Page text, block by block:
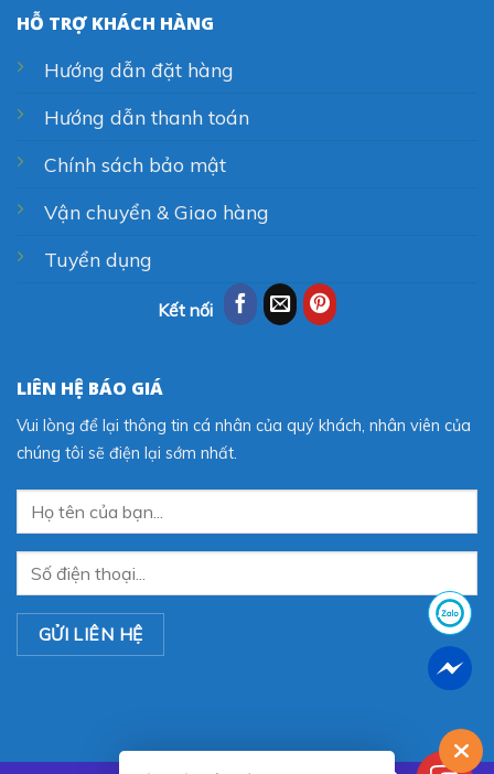
HỖ TRỢ KHÁCH HÀNG
Hướng dẫn đặt hàng
Hướng dẫn thanh toán
Chính sách bảo mật
Vận chuyển & Giao hàng
Tuyển dụng
Kết nối
LIÊN HỆ BÁO GIÁ
Vui lòng để lại thông tin cá nhân của quý khách, nhân viên của
chúng tôi sẽ điện lại sớm nhất.